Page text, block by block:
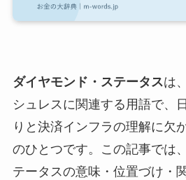
ダイヤモンド・ステータスは
シュレスに関連する用語で、
りと決済インフラの理解に欠
のひとつです。この記事では
テータスの意味・位置づけ・